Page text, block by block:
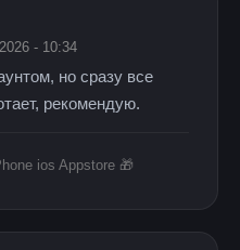
- 10:34
но сразу все
рекомендую.
ios Appstore 🎁